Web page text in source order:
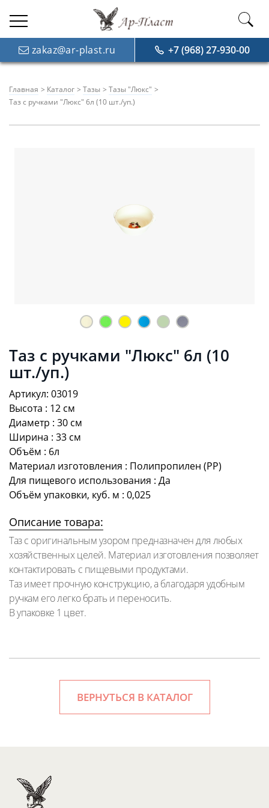
zakaz@ar-plast.ru +7 (968) 27-930-00
Главная Каталог Тазы
Тазы "Люкс"
Таз с ручками "Люкс" 6л (10 шт./уп.)
Таз с ручками "Люкс" 6л (10
шт./уп.)
Артикул: 03019
Высота : 12 см
Диаметр : 30 см
Ширина : 33 см
Объём : 6л
Материал изготовления : Полипропилен (PP)
Для пищевого использования : Да
Объём упаковки, куб. м : 0,025
Описание товара:
Таз с оригинальным узором предназначен для любых
хозяйственных целей. Материал изготовления позволяет
контактировать с пищевыми продуктами.
Таз имеет прочную конструкцию, а благодаря удобным
ручкам его легко брать и переносить.
В упаковке 1 цвет.
ВЕРНУТЬСЯ В КАТАЛОГ